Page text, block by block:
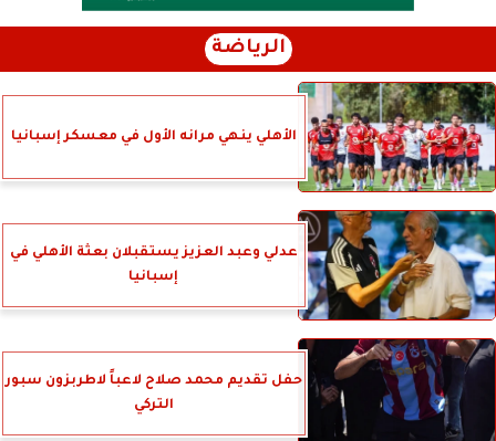
الرياضة
الأهلي ينهي مرانه الأول في معسكر إسبانيا
عدلي وعبد العزيز يستقبلان بعثة الأهلي في
إسبانيا
حفل تقديم محمد صلاح لاعباً لاطربزون سبور
التركي